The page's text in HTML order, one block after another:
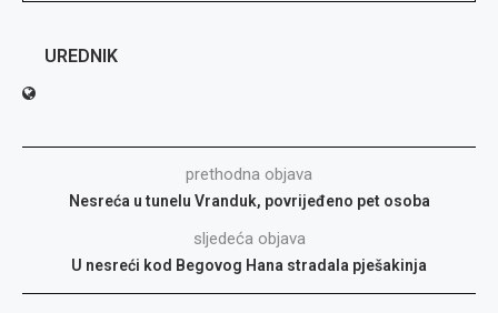
UREDNIK
prethodna objava
Nesreća u tunelu Vranduk, povrijeđeno pet osoba
sljedeća objava
U nesreći kod Begovog Hana stradala pješakinja